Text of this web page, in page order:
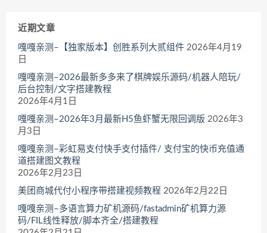
近期文章
嘎嘎亲测–【独家版本】创胜系列大贰组件 2026年4月19
日
嘎嘎亲测–2026最新多多来了棋牌娱乐源码/机器人陪玩/
后台控制/文字搭建教程
2026年4月1日
嘎嘎亲测–2026年3月最新H5鱼虾蟹无限回调版 2026年3
月3日
嘎嘎亲测–彩虹易支付快手支付插件/ 支付宝的快币充值通
道搭建图文教程
2026年2月23日
美团商城代付小程序带搭建视频教程 2026年2月22日
嘎嘎亲测–多语言算力矿机源码/fastadmin矿机算力源
码/FIL线性释放/脚本齐全/搭建教程